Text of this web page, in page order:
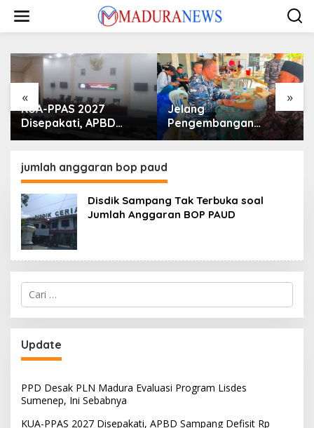
konten
« »
KUA-PPAS 2027
Disepakati, APBD
Sampang Defisit Rp
Jelang
Pengembangan
Lapangan Hidayah,
Nelayan Sampang
jumlah anggaran bop paud
Disdik Sampang Tak Terbuka soal
Jumlah Anggaran BOP PAUD
Cari
untuk:
Update
PPD Desak PLN Madura Evaluasi Program Lisdes
Sumenep, Ini Sebabnya
KUA-PPAS 2027 Disepakati, APBD Sampang Defisit Rp